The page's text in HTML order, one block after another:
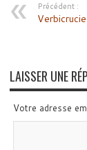
Précédent :
LAISSER UNE
Votre adresse